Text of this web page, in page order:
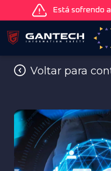
Está sofrendo
Voltar para